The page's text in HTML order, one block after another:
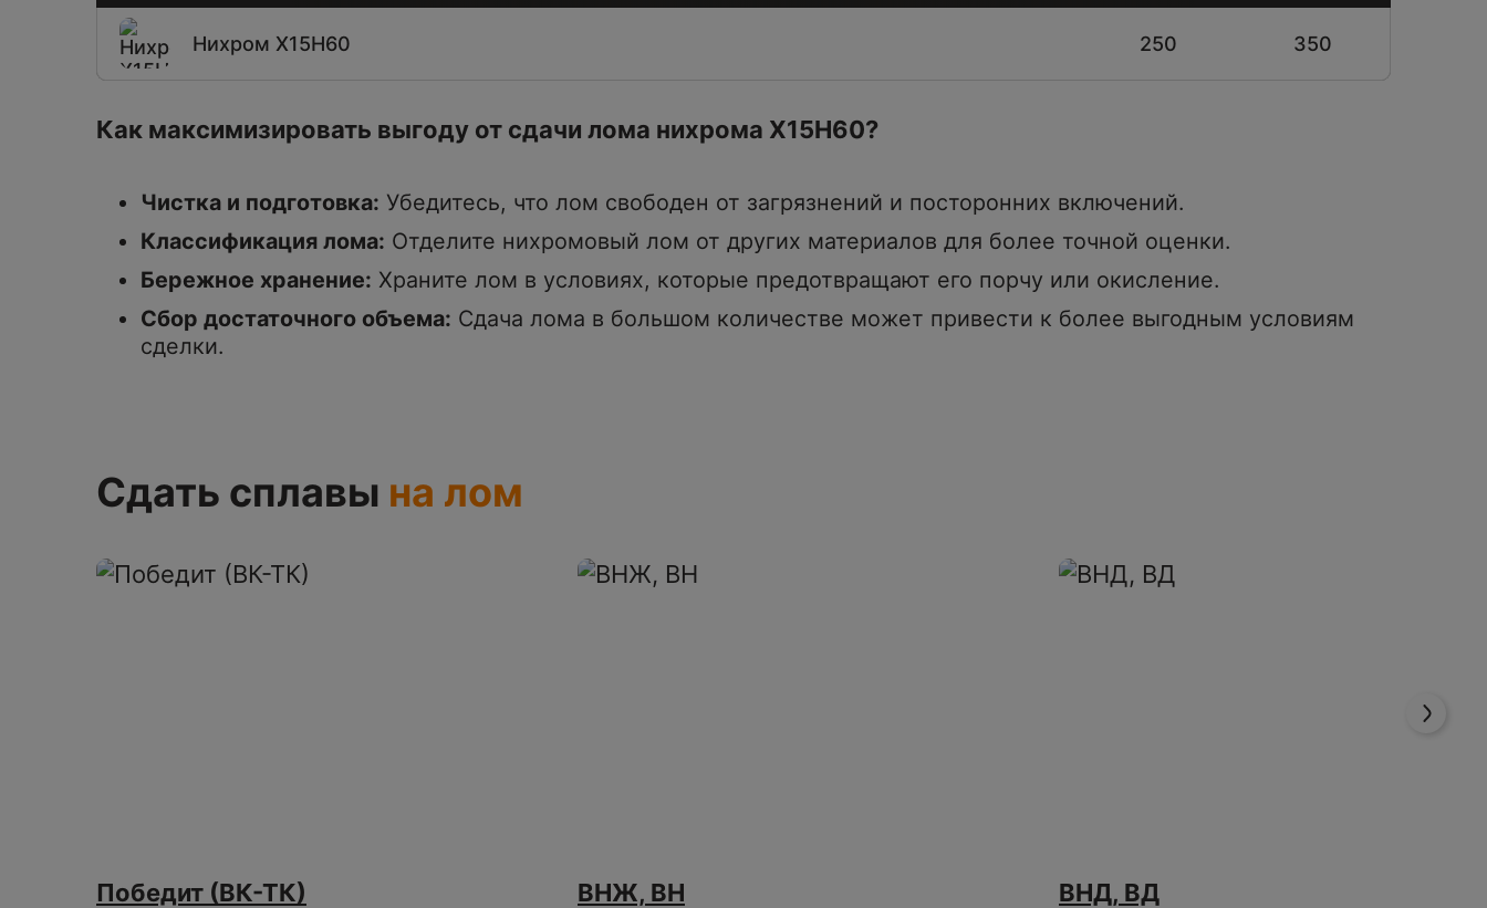
Нихром Х15Н60 250 350
Как максимизировать выгоду от сдачи лома нихрома Х15Н60?
Чистка и подготовка: Убедитесь, что лом свободен от загрязнений и посторонних включений.
Классификация лома: Отделите нихромовый лом от других материалов для более точной оценки.
Бережное хранение: Храните лом в условиях, которые предотвращают его порчу или окисление.
Сбор достаточного объема: Сдача лома в большом количестве может привести к более выгодным условиям
сделки.
Сдать сплавы на лом
Победит (ВК-ТК)
ВНЖ, ВН
ВНД, ВД